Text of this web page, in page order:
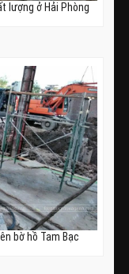
lượng ở Hải Phòng
bờ hồ Tam Bạc